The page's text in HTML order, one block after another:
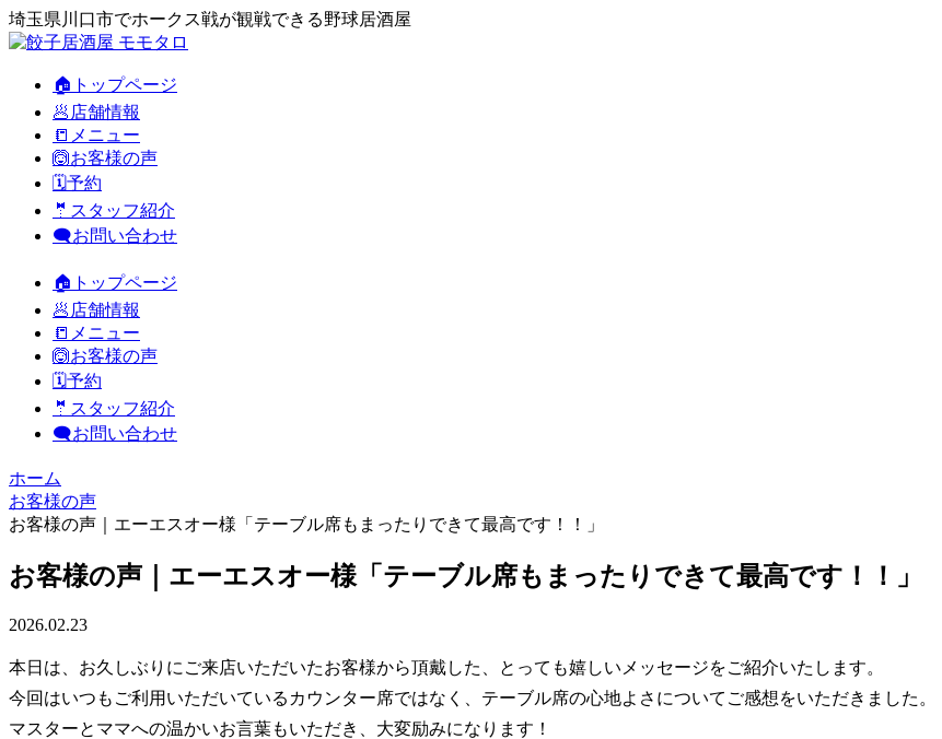
埼玉県川口市でホークス戦が観戦できる野球居酒屋
🏠トップページ
🥟店舗情報
📒メニュー
🙆お客様の声
🗓️予約
🤵スタッフ紹介
🗨️お問い合わせ
🏠トップページ
🥟店舗情報
📒メニュー
🙆お客様の声
🗓️予約
🤵スタッフ紹介
🗨️お問い合わせ
ホーム
お客様の声
お客様の声｜エーエスオー様「テーブル席もまったりできて最高です！！」
お客様の声｜エーエスオー様「テーブル席もまったりできて最高です！！」
2026.02.23
本日は、お久しぶりにご来店いただいたお客様から頂戴した、とっても嬉しいメッセージをご紹介いたします。
今回はいつもご利用いただいているカウンター席ではなく、テーブル席の心地よさについてご感想をいただきました。
マスターとママへの温かいお言葉もいただき、大変励みになります！